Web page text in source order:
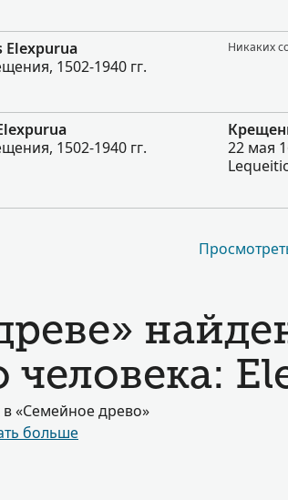
Elexpurua
1502-1940 гг.
Никаких
1502-1940 гг.
22 мая
человека:
«Семейное древо»
больше